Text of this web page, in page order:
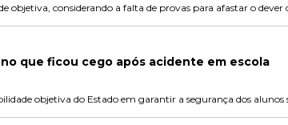
objetiva, considerando a falta de provas para afastar o dever
que ficou cego após acidente em escola
objetiva do Estado em garantir a segurança dos alunos